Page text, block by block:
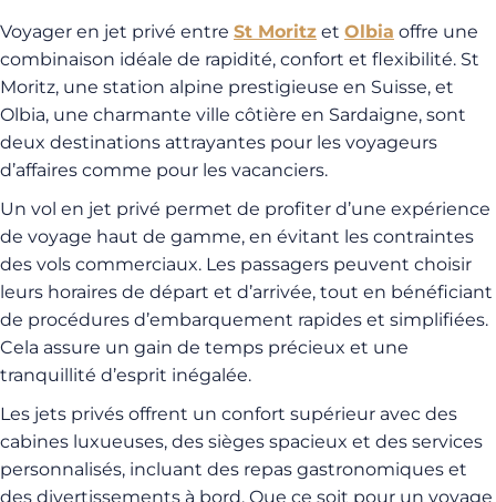
Voyager en jet privé entre St Moritz et Olbia offre une
combinaison idéale de rapidité, confort et flexibilité. St
Moritz, une station alpine prestigieuse en Suisse, et
Olbia, une charmante ville côtière en Sardaigne, sont
deux destinations attrayantes pour les voyageurs
d’affaires comme pour les vacanciers.
Un vol en jet privé permet de profiter d’une expérience
de voyage haut de gamme, en évitant les contraintes
des vols commerciaux. Les passagers peuvent choisir
leurs horaires de départ et d’arrivée, tout en bénéficiant
de procédures d’embarquement rapides et simplifiées.
Cela assure un gain de temps précieux et une
tranquillité d’esprit inégalée.
Les jets privés offrent un confort supérieur avec des
cabines luxueuses, des sièges spacieux et des services
personnalisés, incluant des repas gastronomiques et
des divertissements à bord. Que ce soit pour un voyage